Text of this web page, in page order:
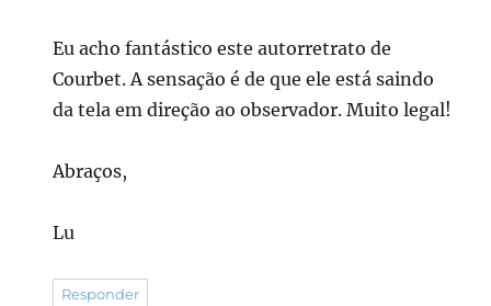
Eu acho fantástico este autorretrato de
Courbet. A sensação é de que ele está saindo
da tela em direção ao observador. Muito legal!
Abraços,
Lu
Responder